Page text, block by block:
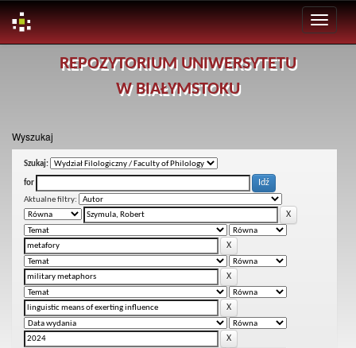
REPOZYTORIUM UNIWERSYTETU
W BIAŁYMSTOKU
Wyszukaj
Szukaj:
for
Aktualne filtry: